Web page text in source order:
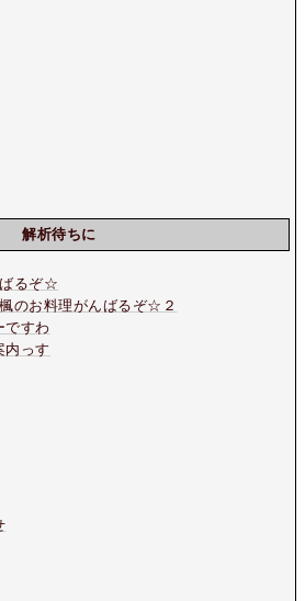
解析待ちに
るぞ☆
のお料理がんばるぞ☆２
ですわ
内っす